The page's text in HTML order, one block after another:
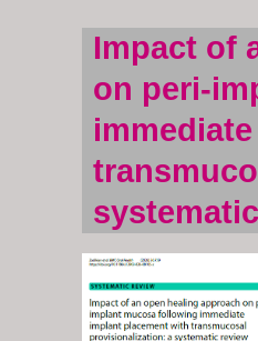
Impact of
on peri-